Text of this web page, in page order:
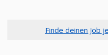
Finde deinen Job